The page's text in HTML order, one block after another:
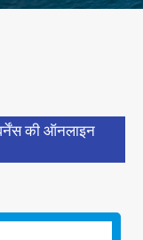
की ऑनलाइन